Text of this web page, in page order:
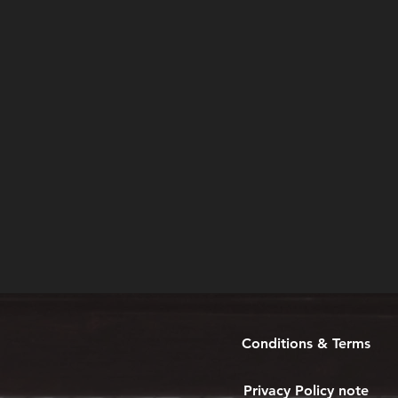
Conditions & Terms
Privacy Policy note